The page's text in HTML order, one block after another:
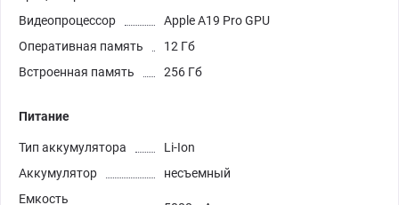
Видеопроцессор
Apple A19 Pro GPU
Оперативная память
12 Гб
Встроенная память
256 Гб
Питание
Тип аккумулятора
Li-Ion
Аккумулятор
несъемный
Емкость